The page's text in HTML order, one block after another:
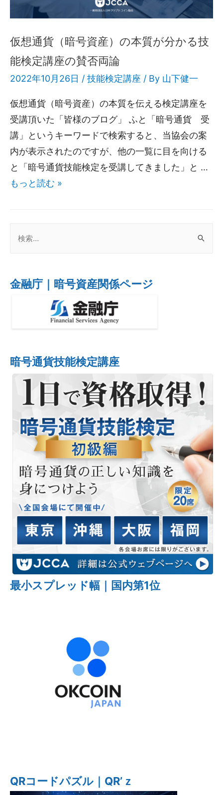
仮想通貨（暗号資産）の本質が分かる技
能検定講座の賛否両論
2022年10月26日 / 技能検定講座 / By 山下健一
仮想通貨（暗号資産）の本質を伝える検定講座を
受講頂いた「皆様のブログ」 ふと「暗号通貨 受
講」というキーワードで検索すると、当協会の案
内が表示されたのですが、他の一覧に目を向ける
と「暗号通貨技能検定を受講してきました」と …
もっと読む »
金融庁｜暗号資産関係ページ
暗号通貨技能検定講座
最小スプレッド幅｜国内第1位
QRコードパズル｜QR’ｚ